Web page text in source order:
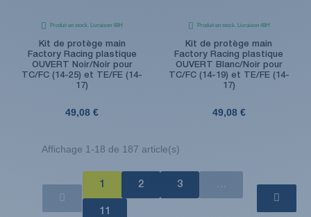
Produit en stock. Livraison 48H
Kit de protège main
Factory Racing plastique
OUVERT Noir/Noir pour
TC/FC (14-25) et TE/FE (14-
17)
49,08 €
Produit en stock. Livraison 48H
Kit de protège main
Factory Racing plastique
OUVERT Blanc/Noir pour
TC/FC (14-19) et TE/FE (14-
17)
49,08 €
Affichage 1-18 de 187 article(s)
1 2 3
11